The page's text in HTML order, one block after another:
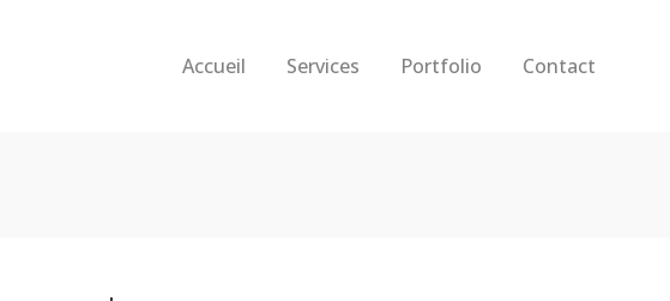
Accueil Services Portfolio Contact